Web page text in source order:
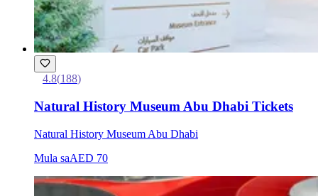
4.8(188)
Natural History Museum Abu Dhabi Tickets
Natural History Museum Abu Dhabi
Mula saAED 70